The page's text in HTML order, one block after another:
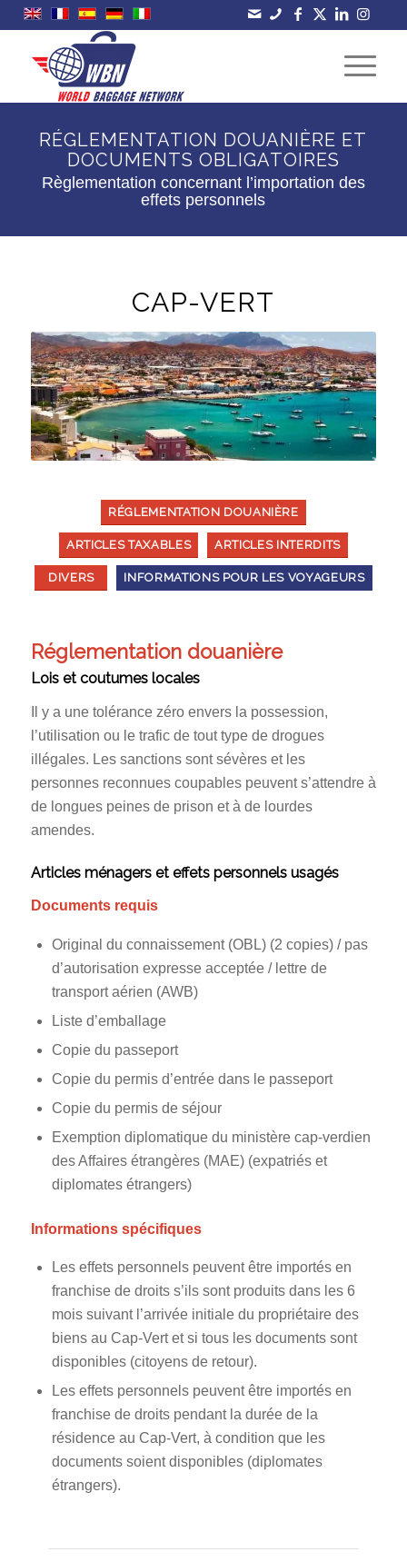
RÉGLEMENTATION DOUANIÈRE ET
DOCUMENTS OBLIGATOIRES
Règlementation concernant l’importation des
effets personnels
CAP-VERT
RÉGLEMENTATION DOUANIÈRE
ARTICLES TAXABLES ARTICLES INTERDITS
DIVERS INFORMATIONS POUR LES VOYAGEURS
Réglementation douanière
Lois et coutumes locales
Il y a une tolérance zéro envers la possession,
l’utilisation ou le trafic de tout type de drogues
illégales. Les sanctions sont sévères et les
personnes reconnues coupables peuvent s’attendre à
de longues peines de prison et à de lourdes
amendes.
Articles ménagers et effets personnels usagés
Documents requis
Original du connaissement (OBL) (2 copies) / pas
d’autorisation expresse acceptée / lettre de
transport aérien (AWB)
Liste d’emballage
Copie du passeport
Copie du permis d’entrée dans le passeport
Copie du permis de séjour
Exemption diplomatique du ministère cap-verdien
des Affaires étrangères (MAE) (expatriés et
diplomates étrangers)
Informations spécifiques
Les effets personnels peuvent être importés en
franchise de droits s’ils sont produits dans les 6
mois suivant l’arrivée initiale du propriétaire des
biens au Cap-Vert et si tous les documents sont
disponibles (citoyens de retour).
Les effets personnels peuvent être importés en
franchise de droits pendant la durée de la
résidence au Cap-Vert, à condition que les
documents soient disponibles (diplomates
étrangers).